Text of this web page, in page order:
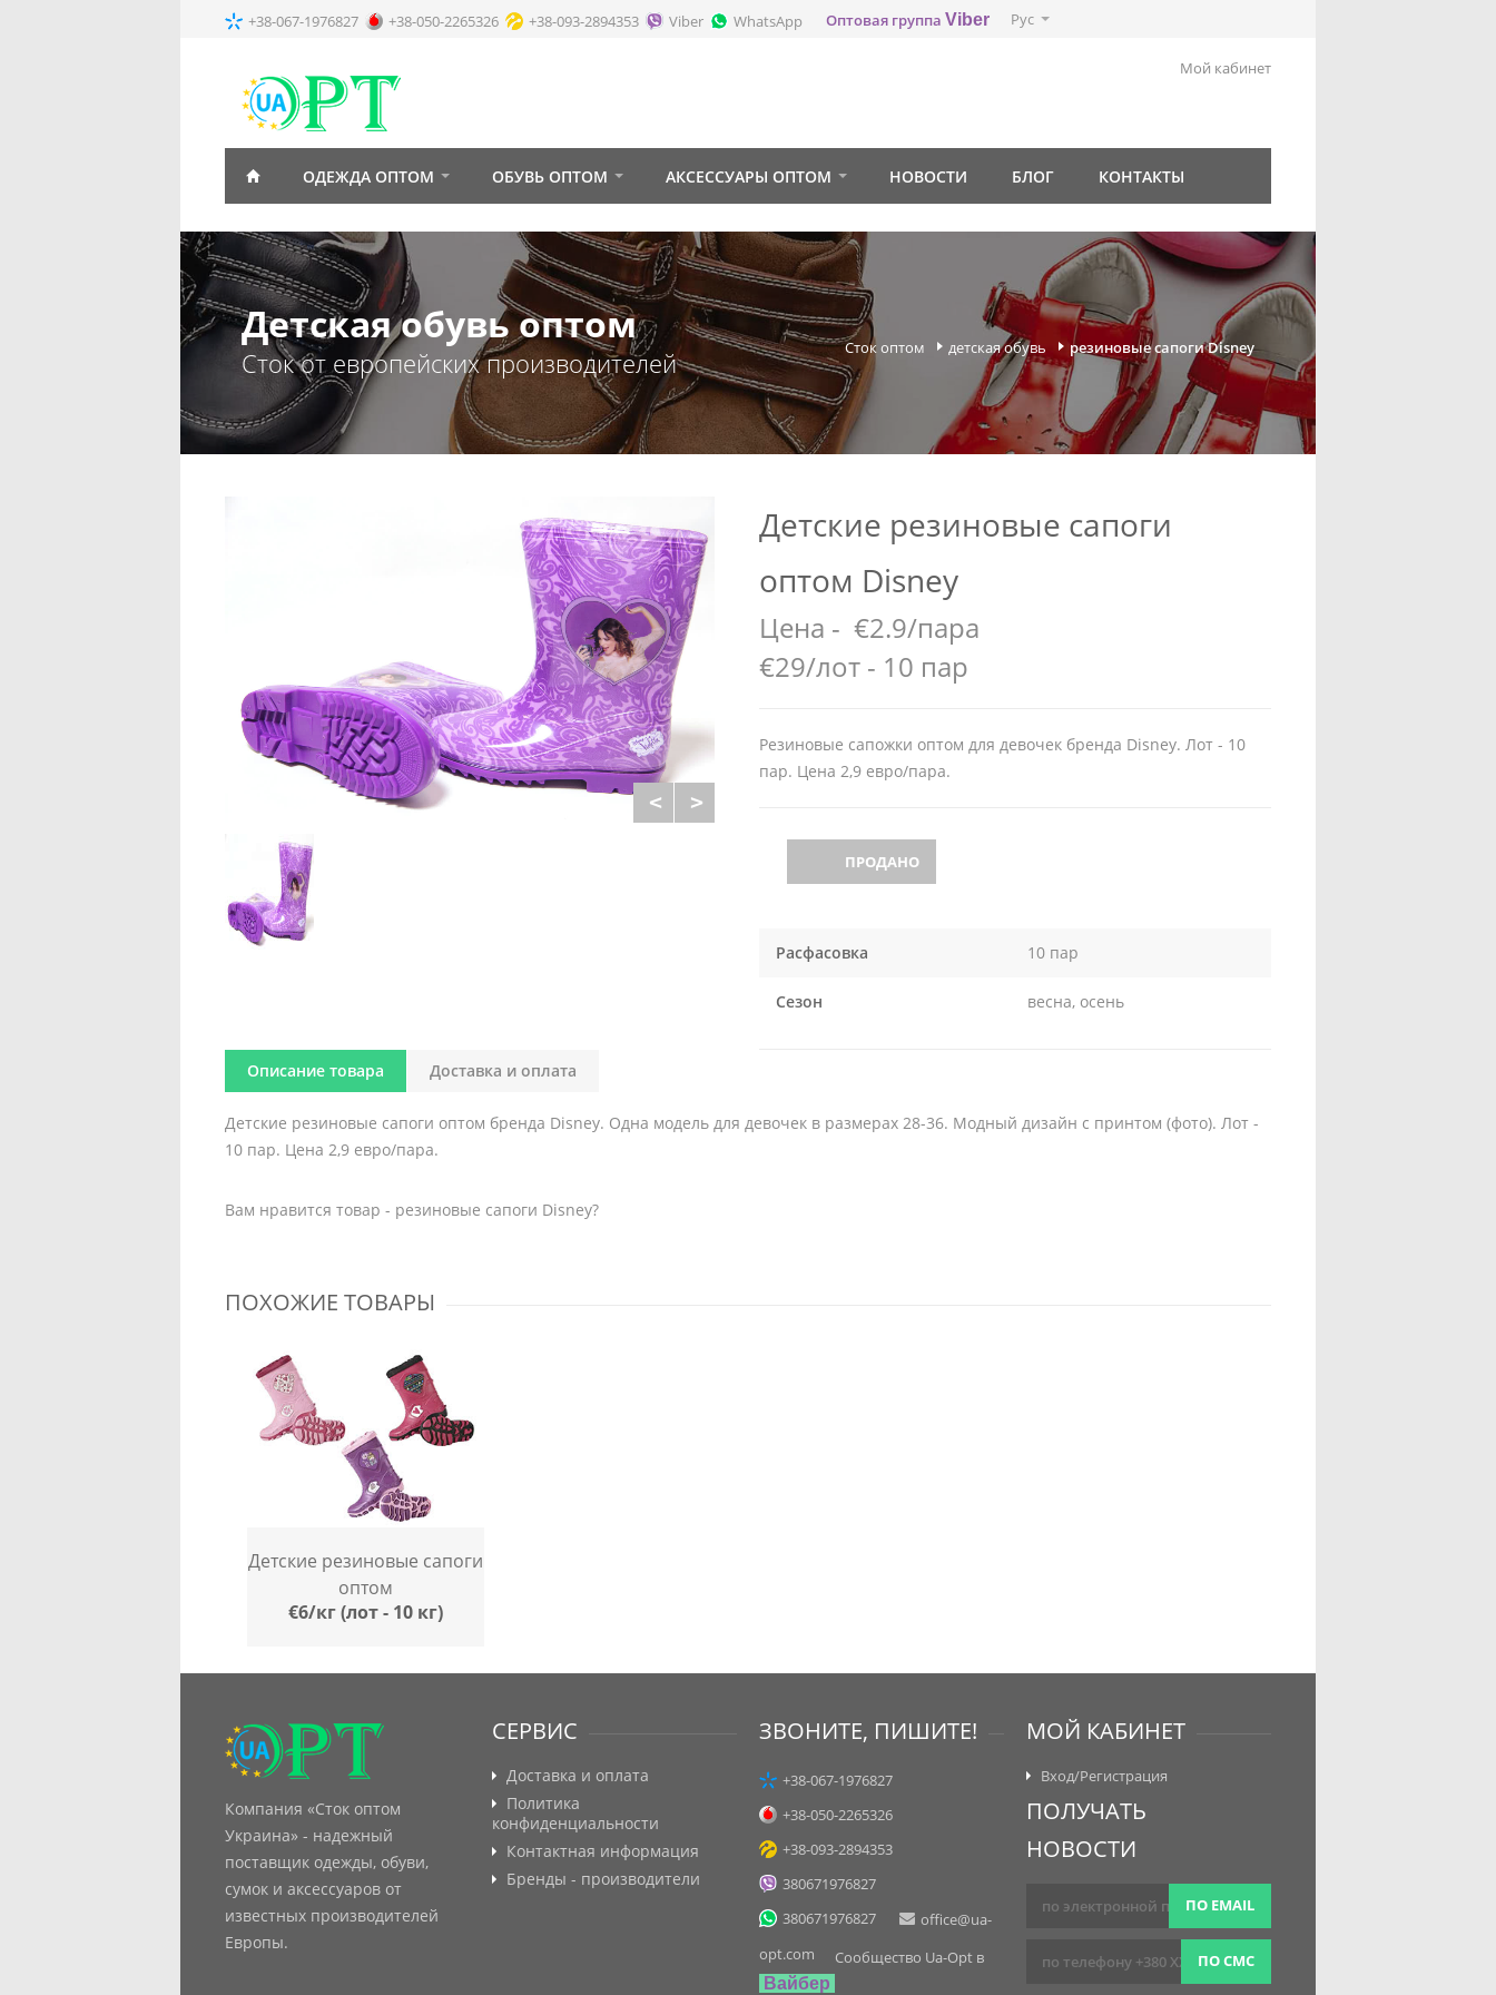
Детские резиновые сапоги
оптом Disney
Цена - €2.9/пара
€29/лот - 10 пар
Резиновые сапожки оптом для девочек бренда Disney. Лот - 10
пар. Цена 2,9 евро/пара.
ПРОДАНО
Расфасовка 10 пар
Сезон весна, осень
Описание товара Доставка и оплата
Детские резиновые сапоги оптом бренда Disney. Одна модель для девочек в размерах 28-36. Модный дизайн с принтом (фото). Лот -
10 пар. Цена 2,9 евро/пара.
Вам нравится товар - резиновые сапоги Disney?
ПОХОЖИЕ ТОВАРЫ
Детские резиновые сапоги
оптом
€6/кг (лот - 10 кг)
+38-067-1976827 +38-050-2265326 +38-093-2894353 Viber WhatsApp Оптовая группа Viber Рус
Мой кабинет
ОДЕЖДА ОПТОМ ОБУВЬ ОПТОМ АКСЕССУАРЫ ОПТОМ НОВОСТИ БЛОГ КОНТАКТЫ
Детская обувь оптом
Сток от европейских производителей Сток оптом детская обувь резиновые сапоги Disney
Компания «Сток оптом
Украина» - надежный
поставщик одежды, обуви,
сумок и аксессуаров от
известных производителей
Европы.
СЕРВИС
Доставка и оплата
Политика
конфиденциальности
Контактная информация
Бренды - производители
ЗВОНИТЕ, ПИШИТЕ!
+38-067-1976827
+38-050-2265326
+38-093-2894353
380671976827
380671976827
office@ua-
opt.com
Сообщество Ua-Opt в
Вайбер
МОЙ КАБИНЕТ
Вход/Регистрация
ПОЛУЧАТЬ
НОВОСТИ
ПО EMAIL
ПО СМС